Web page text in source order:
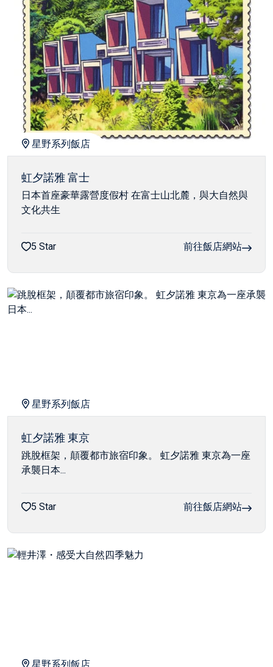
星野系列飯店
虹夕諾雅 富士
日本首座豪華露營度假村 在富士山北麓，與大自然與
文化共生
5 Star 前往飯店網站
星野系列飯店
虹夕諾雅 東京
跳脫框架，顛覆都市旅宿印象。 虹夕諾雅 東京為一座
承襲日本...
5 Star 前往飯店網站
星野系列飯店